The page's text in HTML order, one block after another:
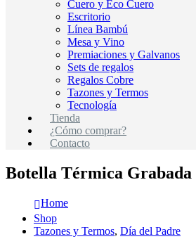
Cuero y Eco Cuero
Escritorio
Línea Bambú
Mesa y Vino
Premiaciones y Galvanos
Sets de regalos
Regalos Cobre
Tazones y Termos
Tecnología
Tienda
¿Cómo comprar?
Contacto
Botella Térmica Grabada
Home
Shop
Tazones y Termos, Día del Padre